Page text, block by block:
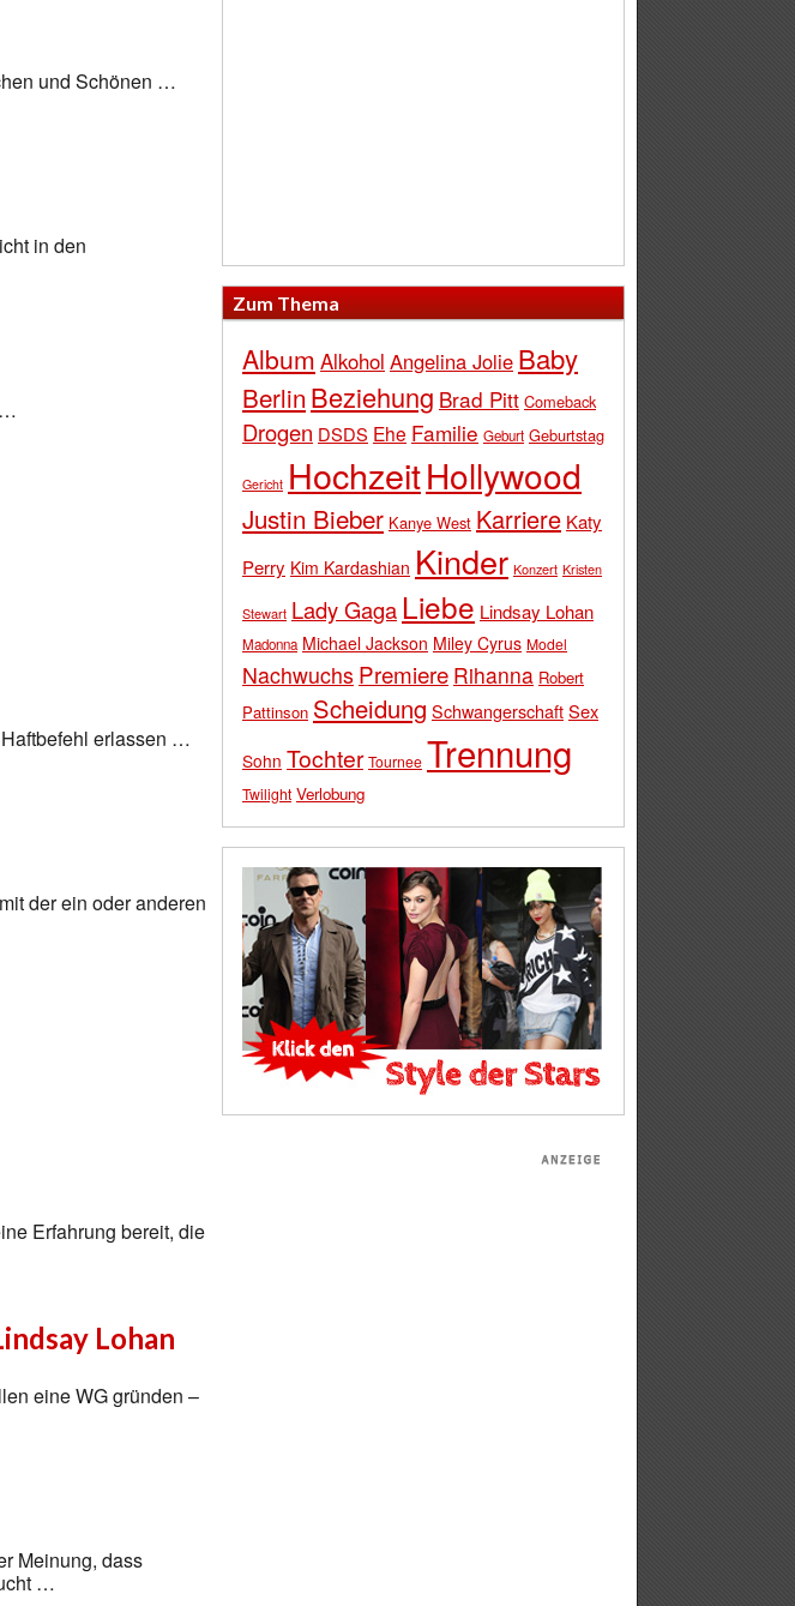
und Schönen …
in den
…
erlassen …
der ein oder anderen
Erfahrung bereit, die
Lohan
eine WG gründen –
Meinung, dass
…
Zum Thema
Album Alkohol Angelina Jolie Baby
Berlin Beziehung Brad Pitt Comeback
Drogen DSDS Ehe Familie Geburt Geburtstag
Gericht HochzeitHollywood
Justin Bieber Kanye West Karriere Katy
Perry Kim Kardashian Kinder Konzert Kristen
Stewart Lady Gaga Liebe Lindsay Lohan
Madonna Michael Jackson Miley Cyrus Model
Nachwuchs Premiere Rihanna Robert
Pattinson Scheidung SchwangerschaftSex
Sohn Tochter Tournee Trennung
Twilight Verlobung